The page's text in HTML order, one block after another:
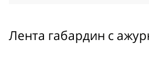
Лента габардин с